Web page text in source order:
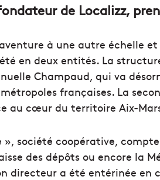
de Localizz,
à une autre échelle
en deux entités. La
Champaud, qui va
françaises. La
au cœur du territoire Aix-
», société coopérative,
des dépôts ou encore la
directeur a été entérinée en